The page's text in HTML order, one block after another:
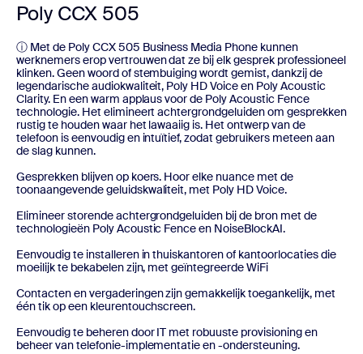
Poly CCX 505
ⓘ Met de Poly CCX 505 Business Media Phone kunnen
werknemers erop vertrouwen dat ze bij elk gesprek professioneel
klinken. Geen woord of stembuiging wordt gemist, dankzij de
legendarische audiokwaliteit, Poly HD Voice en Poly Acoustic
Clarity. En een warm applaus voor de Poly Acoustic Fence
technologie. Het elimineert achtergrondgeluiden om gesprekken
rustig te houden waar het lawaaiig is. Het ontwerp van de
telefoon is eenvoudig en intuïtief, zodat gebruikers meteen aan
de slag kunnen.
Gesprekken blijven op koers. Hoor elke nuance met de
toonaangevende geluidskwaliteit, met Poly HD Voice.
Elimineer storende achtergrondgeluiden bij de bron met de
technologieën Poly Acoustic Fence en NoiseBlockAI.
Eenvoudig te installeren in thuiskantoren of kantoorlocaties die
moeilijk te bekabelen zijn, met geïntegreerde WiFi
Contacten en vergaderingen zijn gemakkelijk toegankelijk, met
één tik op een kleurentouchscreen.
Eenvoudig te beheren door IT met robuuste provisioning en
beheer van telefonie-implementatie en -ondersteuning.